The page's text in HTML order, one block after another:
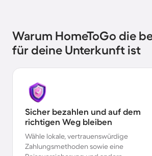
Warum HomeToGo die
für deine Unterkunft ist
Sicher bezahlen und auf dem
richtigen Weg bleiben
Wähle lokale, vertrauenswürdige
Zahlungsmethoden sowie eine